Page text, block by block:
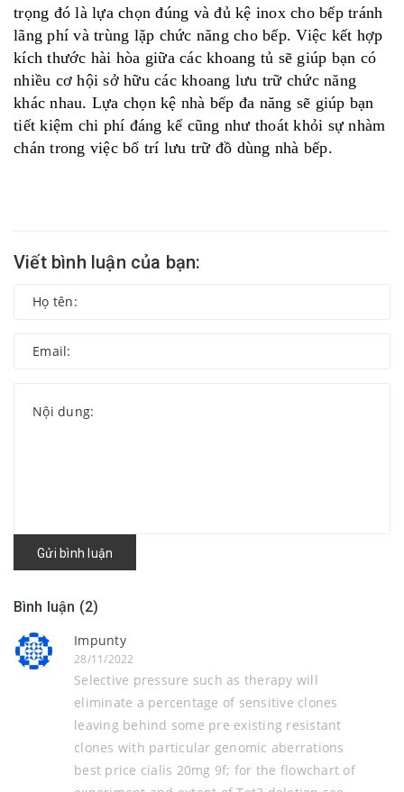
trọng đó là lựa chọn đúng và đủ kệ inox cho bếp tránh
lãng phí và trùng lặp chức năng cho bếp. Việc kết hợp
kích thước hài hòa giữa các khoang tủ sẽ giúp bạn có
nhiều cơ hội sở hữu các khoang lưu trữ chức năng
khác nhau. Lựa chọn kệ nhà bếp đa năng sẽ giúp bạn
tiết kiệm chi phí đáng kể cũng như thoát khỏi sự nhàm
chán trong việc bố trí lưu trữ đồ dùng nhà bếp.
Viết bình luận của bạn:
Gửi bình luận
Bình luận (2)
Impunty
28/11/2022
Selective pressure such as therapy will
eliminate a percentage of sensitive clones
leaving behind some pre existing resistant
clones with particular genomic aberrations
best price cialis 20mg 9f; for the flowchart of